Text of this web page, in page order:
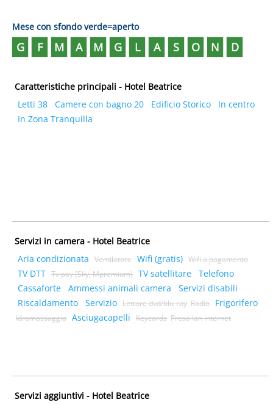
Mese con sfondo verde=aperto
G F M A M G L A S O N D
Caratteristiche principali - Hotel Beatrice
Letti 38
Camere con bagno 20 Edificio Storico
In centro
In Zona Tranquilla
Servizi in camera - Hotel Beatrice
Aria condizionata
Ventilatore Wifi (gratis) Wifi a pagamento
TV DTT Tv pay (Sky, Mpremium) TV satellitare
Telefono
Cassaforte
Ammessi animali camera
Servizi disabili
Riscaldamento
Servizio Lettore dvd/blu-ray Radio Frigorifero
Idromassaggio Asciugacapelli Keycards Presa lan internet
Servizi aggiuntivi - Hotel Beatrice